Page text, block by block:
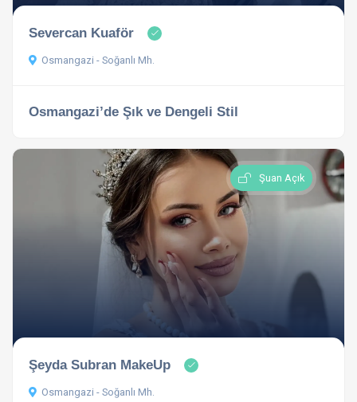
Severcan Kuaför
Osmangazi - Soğanlı Mh.
Osmangazi’de Şık ve Dengeli Stil
Şuan Açık
Şeyda Subran MakeUp
Osmangazi - Soğanlı Mh.